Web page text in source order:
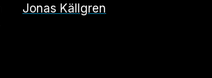
Jonas Källgren